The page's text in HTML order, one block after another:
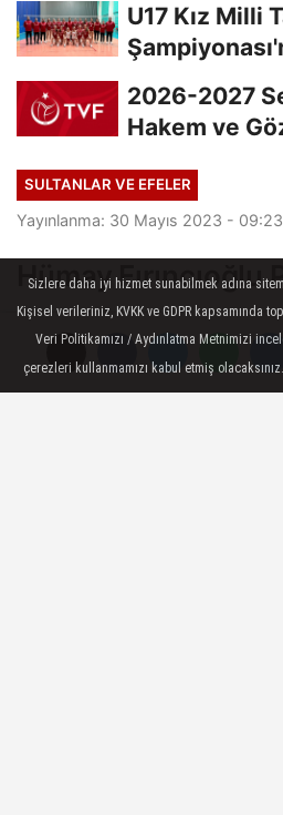
U17 Kız Milli
2026-2027
Hakem ve
SULTANLAR VE EFELER
Yayınlanma: 30 Mayıs 2023 - 09:23
Hümay
Misli.com Sultanlar Ligi
Spor, son olarak Nilüfer
forma giyen smaçör
Sizlere daha iyi hizmet sunabilmek adına
Kişisel verileriniz, KVKK ve GDPR kapsamında
Veri Politikamızı / Aydınlatma Metnimizi
çerezleri kullanmamızı kabul etmiş olacaksınız.